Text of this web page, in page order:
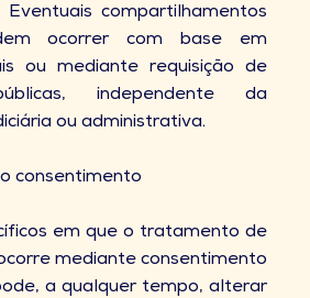
Eventuais compartilhamentos
ocorrer com base em
ou mediante requisição de
independente da
ou administrativa.
consentimento
em que o tratamento de
mediante consentimento
a qualquer tempo, alterar